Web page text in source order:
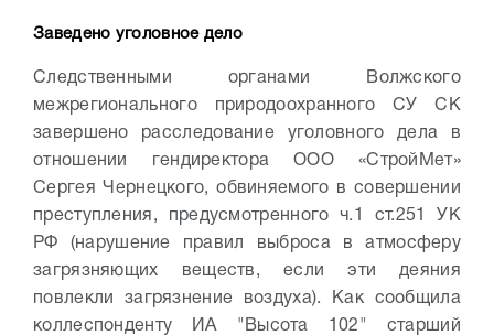
Заведено уголовное дело
Следственными органами Волжского
межрегионального природоохранного СУ СК
завершено расследование уголовного дела в
отношении гендиректора ООО «СтройМет»
Сергея Чернецкого, обвиняемого в совершении
преступления, предусмотренного ч.1 ст.251 УК
РФ (нарушение правил выброса в атмосферу
загрязняющих веществ, если эти деяния
повлекли загрязнение воздуха). Как сообщила
коллеспонденту ИА "Высота 102" старший